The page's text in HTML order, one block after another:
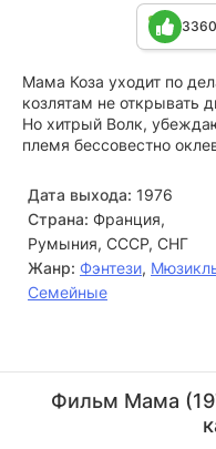
Мама Коза уходит по
козлятам не открывать
Но хитрый Волк,
племя бессовестно
Дата выхода: 1976
Страна: Франция,
Румыния, СССР, СНГ
Жанр: Фэнтези,
Семейные
(вокал, озвучка)
Фильм Мама